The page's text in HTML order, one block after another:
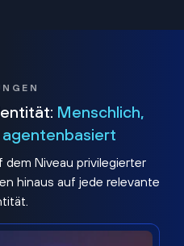
Menschlich,
agentenbasiert
Niveau privilegierter
hinaus auf jede relevante